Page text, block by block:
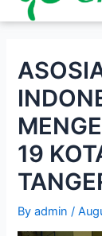
19
Byadmin/